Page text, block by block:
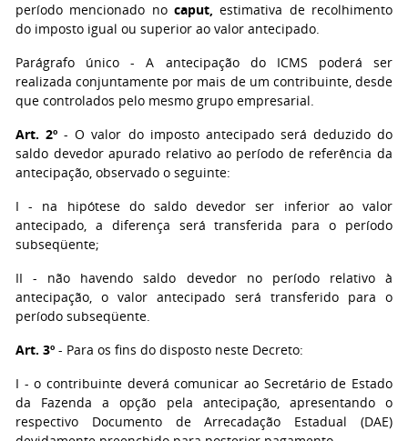
período mencionado no caput, estimativa de recolhimento
do imposto igual ou superior ao valor antecipado.
Parágrafo único - A antecipação do ICMS poderá ser
realizada conjuntamente por mais de um contribuinte, desde
que controlados pelo mesmo grupo empresarial.
Art. 2º - O valor do imposto antecipado será deduzido do
saldo devedor apurado relativo ao período de referência da
antecipação, observado o seguinte:
I - na hipótese do saldo devedor ser inferior ao valor
antecipado, a diferença será transferida para o período
subseqüente;
II - não havendo saldo devedor no período relativo à
antecipação, o valor antecipado será transferido para o
período subseqüente.
Art. 3º - Para os fins do disposto neste Decreto:
I - o contribuinte deverá comunicar ao Secretário de Estado
da Fazenda a opção pela antecipação, apresentando o
respectivo Documento de Arrecadação Estadual (DAE)